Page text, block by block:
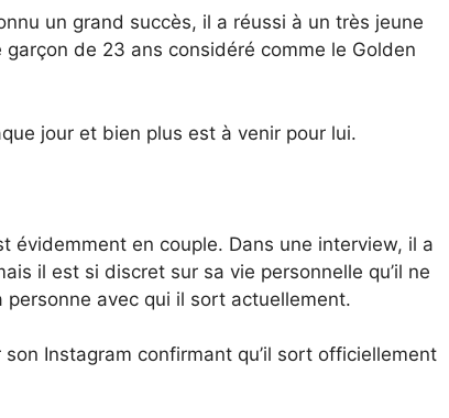
un grand succès, il a réussi à un très jeune
garçon de 23 ans considéré comme le Golden
jour et bien plus est à venir pour lui.
évidemment en couple. Dans une interview, il a
il est si discret sur sa vie personnelle qu’il ne
avec qui il sort actuellement.
Instagram confirmant qu’il sort officiellement